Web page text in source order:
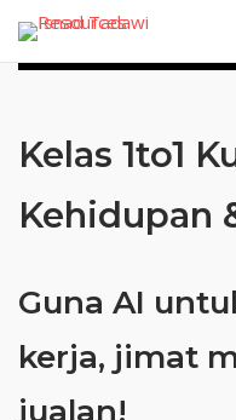
content
Kelas 1to1
Kehidupan
Guna AI
kerja, jimat
jualan!